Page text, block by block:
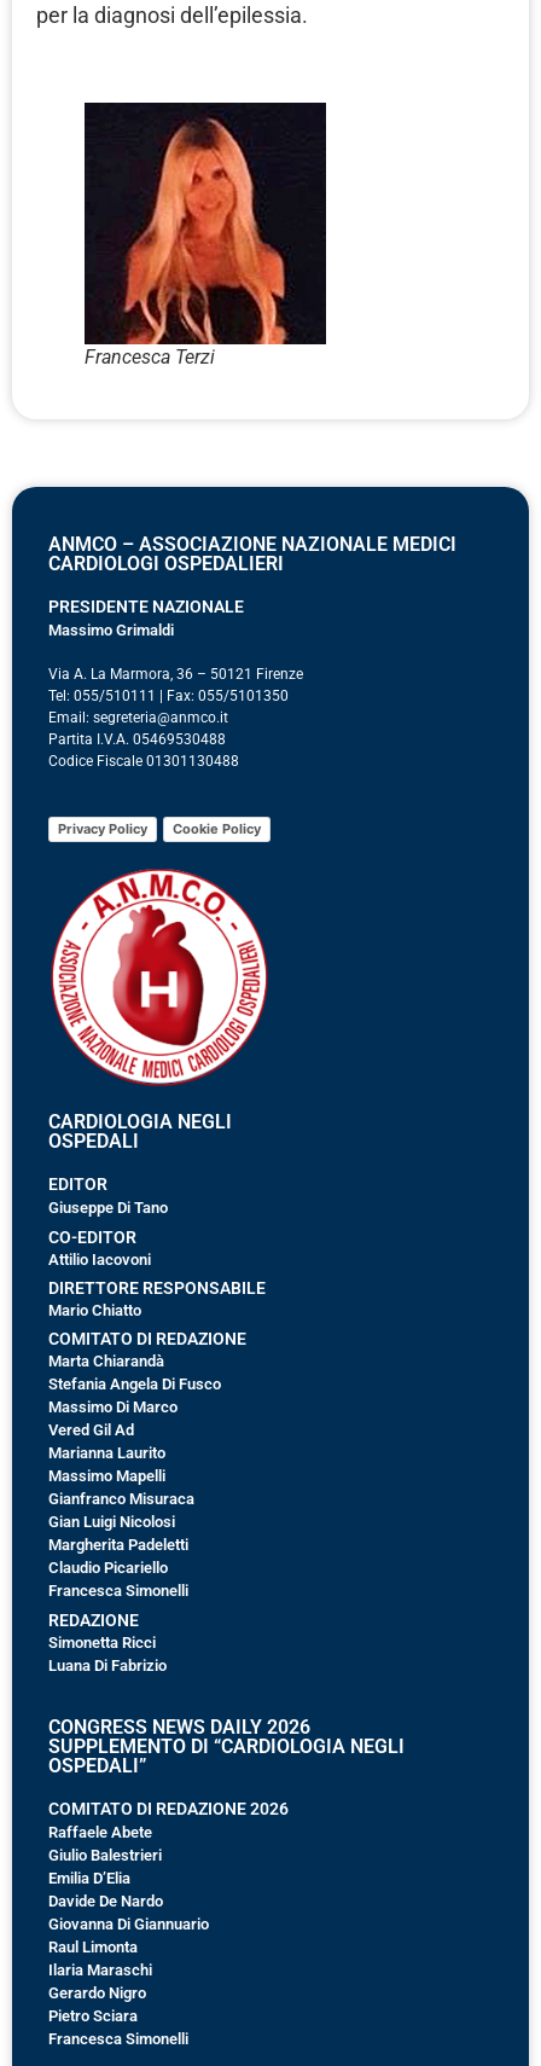
per la diagnosi dell’epilessia.
Francesca Terzi
ANMCO – ASSOCIAZIONE NAZIONALE MEDICI
CARDIOLOGI OSPEDALIERI
PRESIDENTE NAZIONALE
Massimo Grimaldi
Via A. La Marmora, 36 – 50121 Firenze
Tel: 055/510111 | Fax: 055/5101350
Email: segreteria@anmco.it
Partita I.V.A. 05469530488
Codice Fiscale 01301130488
Privacy Policy Cookie Policy
CARDIOLOGIA NEGLI
OSPEDALI
EDITOR
Giuseppe Di Tano
CO-EDITOR
Attilio Iacovoni
DIRETTORE RESPONSABILE
Mario Chiatto
COMITATO DI REDAZIONE
Marta Chiarandà
Stefania Angela Di Fusco
Massimo Di Marco
Vered Gil Ad
Marianna Laurito
Massimo Mapelli
Gianfranco Misuraca
Gian Luigi Nicolosi
Margherita Padeletti
Claudio Picariello
Francesca Simonelli
REDAZIONE
Simonetta Ricci
Luana Di Fabrizio
CONGRESS NEWS DAILY 2026
SUPPLEMENTO DI “CARDIOLOGIA NEGLI
OSPEDALI”
COMITATO DI REDAZIONE 2026
Raffaele Abete
Giulio Balestrieri
Emilia D’Elia
Davide De Nardo
Giovanna Di Giannuario
Raul Limonta
Ilaria Maraschi
Gerardo Nigro
Pietro Sciara
Francesca Simonelli